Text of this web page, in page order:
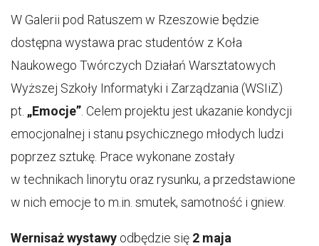
W Galerii pod Ratuszem w Rzeszowie będzie
dostępna wystawa prac studentów z Koła
Naukowego Twórczych Działań Warsztatowych
Wyższej Szkoły Informatyki i Zarządzania (WSIiZ)
pt. „Emocje” . Celem projektu jest ukazanie kondycji
emocjonalnej i stanu psychicznego młodych ludzi
poprzez sztukę. Prace wykonane zostały
w technikach linorytu oraz rysunku, a przedstawione
w nich emocje to m.in. smutek, samotność i gniew.
Wernisaż wystawy odbędzie się 2 maja